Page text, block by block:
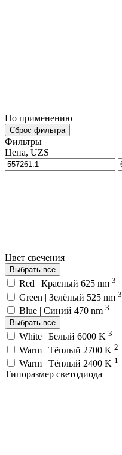
По применению
Сброс фильтра
Фильтры
Цена, UZS
Цвет свечения
Выбрать все
Red | Красный 625 nm 3
Green | Зелёный 525 nm 3
Blue | Синий 470 nm 3
Выбрать все
White | Белый 6000 K 3
Warm | Тёплый 2700 K 2
Warm | Тёплый 2400 K 1
Типоразмер светодиода